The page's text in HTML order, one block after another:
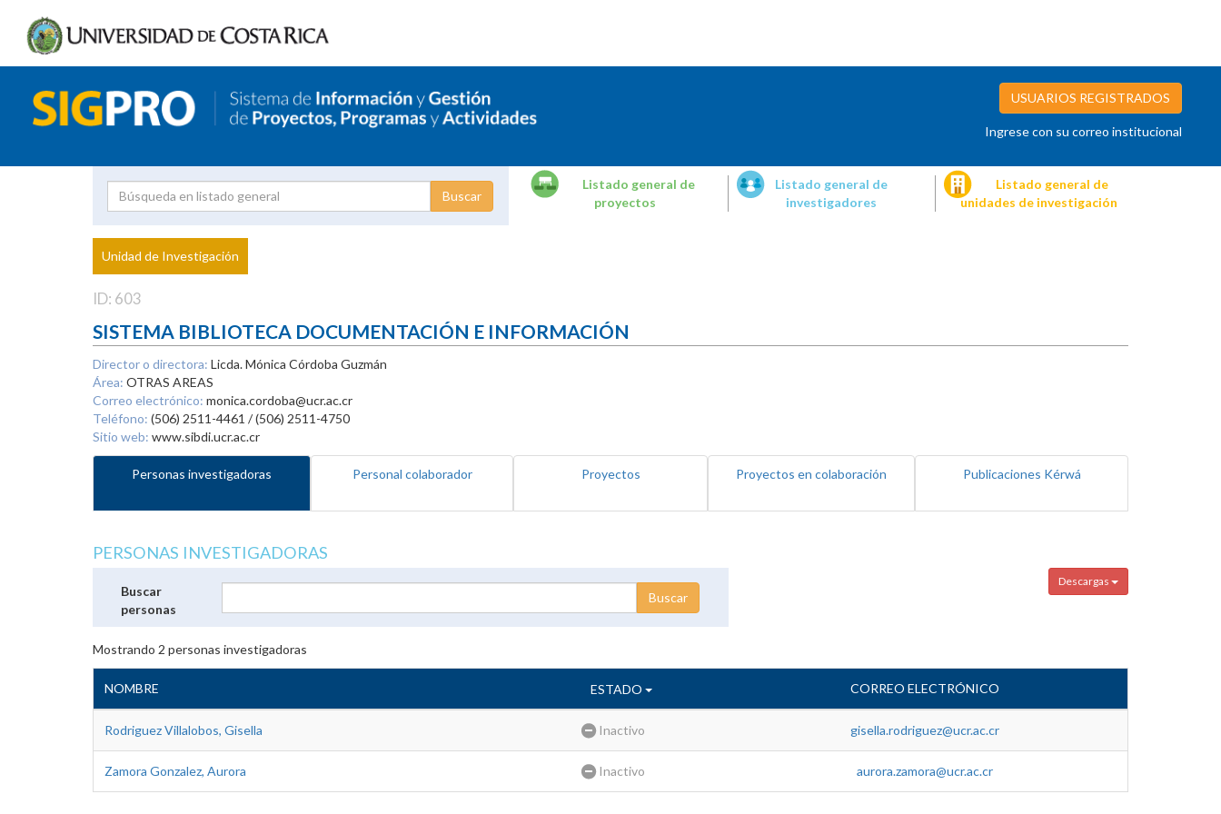
USUARIOS REGISTRADOS
Ingrese con su correo institucional
Proyecto
Investigador
Listado general de
proyectos
Listado general de
investigadores
Listado general de
unidades de investigación
Unidad de Investigación
ID: 603
SISTEMA BIBLIOTECA DOCUMENTACIÓN E INFORMACIÓN
Director o directora: Licda. Mónica Córdoba Guzmán
Área: OTRAS AREAS
Correo electrónico: monica.cordoba@ucr.ac.cr
Teléfono: (506) 2511-4461 / (506) 2511-4750
Sitio web: www.sibdi.ucr.ac.cr
Personas investigadoras Personal colaborador Proyectos Proyectos en colaboración Publicaciones Kérwá
PERSONAS INVESTIGADORAS
Descargas
Buscar
personas
Mostrando 2 personas investigadoras
NOMBRE ESTADO CORREO ELECTRÓNICO
Rodriguez Villalobos, Gisella Inactivo gisella.rodriguez@ucr.ac.cr
Zamora Gonzalez, Aurora Inactivo aurora.zamora@ucr.ac.cr